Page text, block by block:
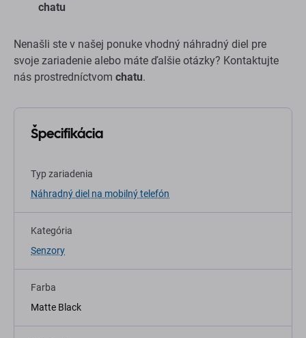
chatu
Nenašli ste v našej ponuke vhodný náhradný diel pre
svoje zariadenie alebo máte ďalšie otázky? Kontaktujte
nás prostredníctvom chatu.
Špecifikácia
Typ zariadenia
Náhradný diel na mobilný telefón
Kategória
Senzory
Farba
Matte Black